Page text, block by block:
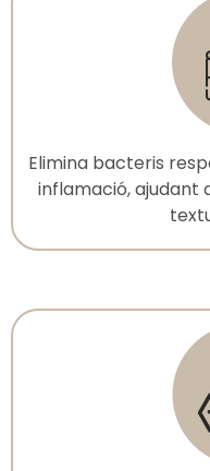
Elimina bacteris
inflamació, ajudant